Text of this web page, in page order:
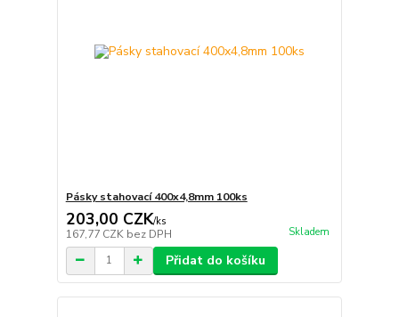
Pásky stahovací 400x4,8mm 100ks
203,00 CZK/ks
167,77 CZK bez DPH Skladem
Přidat do košíku